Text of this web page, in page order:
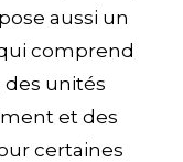
aussi un
comprend
des unités
et des
certaines